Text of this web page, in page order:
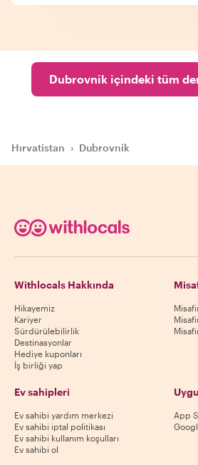
Dubrovnik içindeki tüm
Hırvatistan › Dubrovnik
Withlocals Hakkında
Hikayemiz
Kariyer
Sürdürülebilirlik
Destinasyonlar
Hediye kuponları
İş birliği yap
Ev sahipleri
Ev sahibi yardım merkezi
Ev sahibi iptal politikası
Ev sahibi kullanım koşulları
Ev sahibi ol
App